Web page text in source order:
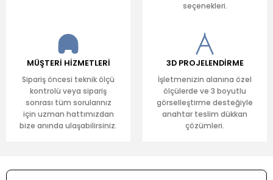
seçenekleri.
MÜŞTERİ HİZMETLERİ
Sipariş öncesi teknik ölçü
kontrolü veya sipariş
sonrası tüm sorularınız
için uzman hattımızdan
bize anında ulaşabilirsiniz.
3D PROJELENDİRME
İşletmenizin alanına özel
ölçülerde ve 3 boyutlu
görselleştirme desteğiyle
anahtar teslim dükkan
çözümleri.